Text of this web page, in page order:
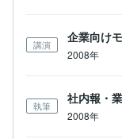
講演
企業向け
2008年
執筆
社内報・
2008年